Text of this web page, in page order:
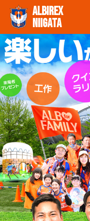
ALBIREX
NIIGATA